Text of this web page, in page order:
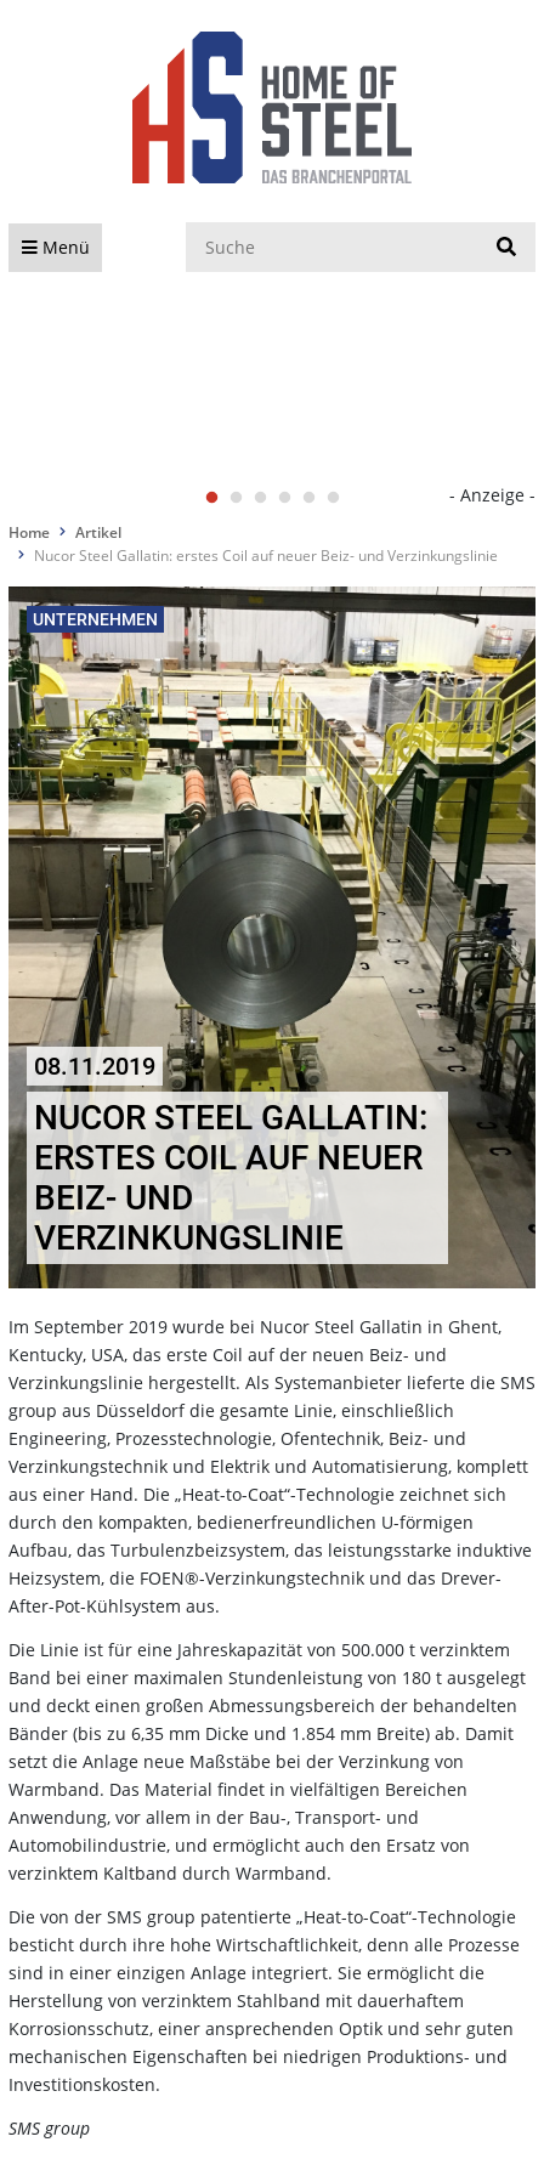
Menü
- Anzeige -
Home
Artikel
Nucor Steel Gallatin: erstes Coil auf neuer Beiz- und Verzinkungslinie
UNTERNEHMEN
08.11.2019
NUCOR STEEL GALLATIN:
ERSTES COIL AUF NEUER
BEIZ- UND
VERZINKUNGSLINIE
Im September 2019 wurde bei Nucor Steel Gallatin in Ghent,
Kentucky, USA, das erste Coil auf der neuen Beiz- und
Verzinkungslinie hergestellt. Als Systemanbieter lieferte die SMS
group aus Düsseldorf die gesamte Linie, einschließlich
Engineering, Prozesstechnologie, Ofentechnik, Beiz- und
Verzinkungstechnik und Elektrik und Automatisierung, komplett
aus einer Hand. Die „Heat-to-Coat“-Technologie zeichnet sich
durch den kompakten, bedienerfreundlichen U-förmigen
Aufbau, das Turbulenzbeizsystem, das leistungsstarke induktive
Heizsystem, die FOEN®-Verzinkungstechnik und das Drever-
After-Pot-Kühlsystem aus.
Die Linie ist für eine Jahreskapazität von 500.000 t verzinktem
Band bei einer maximalen Stundenleistung von 180 t ausgelegt
und deckt einen großen Abmessungsbereich der behandelten
Bänder (bis zu 6,35 mm Dicke und 1.854 mm Breite) ab. Damit
setzt die Anlage neue Maßstäbe bei der Verzinkung von
Warmband. Das Material findet in vielfältigen Bereichen
Anwendung, vor allem in der Bau-, Transport- und
Automobilindustrie, und ermöglicht auch den Ersatz von
verzinktem Kaltband durch Warmband.
Die von der SMS group patentierte „Heat-to-Coat“-Technologie
besticht durch ihre hohe Wirtschaftlichkeit, denn alle Prozesse
sind in einer einzigen Anlage integriert. Sie ermöglicht die
Herstellung von verzinktem Stahlband mit dauerhaftem
Korrosionsschutz, einer ansprechenden Optik und sehr guten
mechanischen Eigenschaften bei niedrigen Produktions- und
Investitionskosten.
SMS group